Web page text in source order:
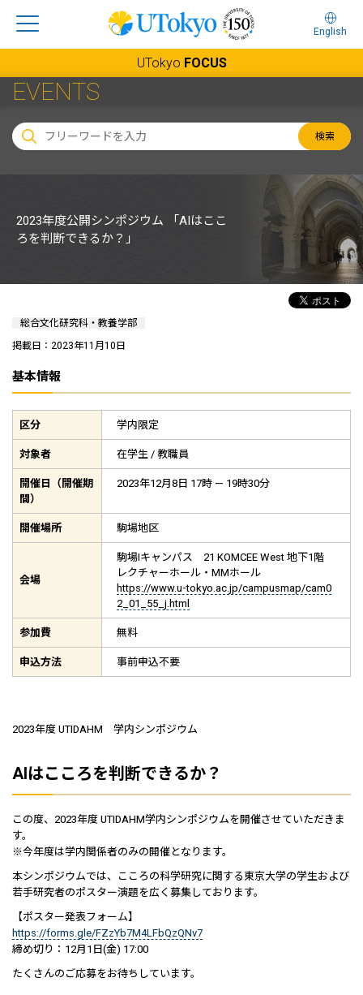
English
UTokyo FOCUS
EVENTS
検索
2023年度公開シンポジウム 「AIはここ
ろを判断できるか？」
総合文化研究科・教養学部
掲載日：2023年11月10日
基本情報
区分 学内限定
対象者 在学生 / 教職員
開催日（開催期
間）
2023年12月8日 17時 — 19時30分
開催場所 駒場地区
会場
駒場Iキャンパス 21 KOMCEE West 地下1階
レクチャーホール・MMホール
https://www.u-tokyo.ac.jp/campusmap/cam0
2_01_55_j.html
参加費 無料
申込方法 事前申込不要
2023年度 UTIDAHM 学内シンポジウム
AIはこころを判断できるか？
この度、2023年度 UTIDAHM学内シンポジウムを開催させていただきま
す。
※今年度は学内関係者のみの開催となります。
本シンポジウムでは、こころの科学研究に関する東京大学の学生および
若手研究者のポスター演題を広く募集しております。
【ポスター発表フォーム】
https://forms.gle/FZzYb7M4LFbQzQNv7
締め切り：12月1日(金) 17:00
たくさんのご応募をお待ちしています。